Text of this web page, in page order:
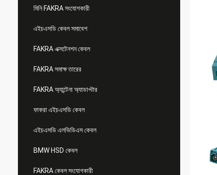
মিনি FAKRA সংযোগকারী
এইচএসডি কেবল সমাবেশ
FAKRA এক্সটেনশন কেবল
FAKRA সমাক্ষ তারের
FAKRA অ্যান্টেনা অ্যাডাপ্টার
ফাকরা এইচএসডি কেবল
এইচএসডি এলভিডিএস কেবল
BMW HSD কেবল
FAKRA কেবল সংযোগকারী